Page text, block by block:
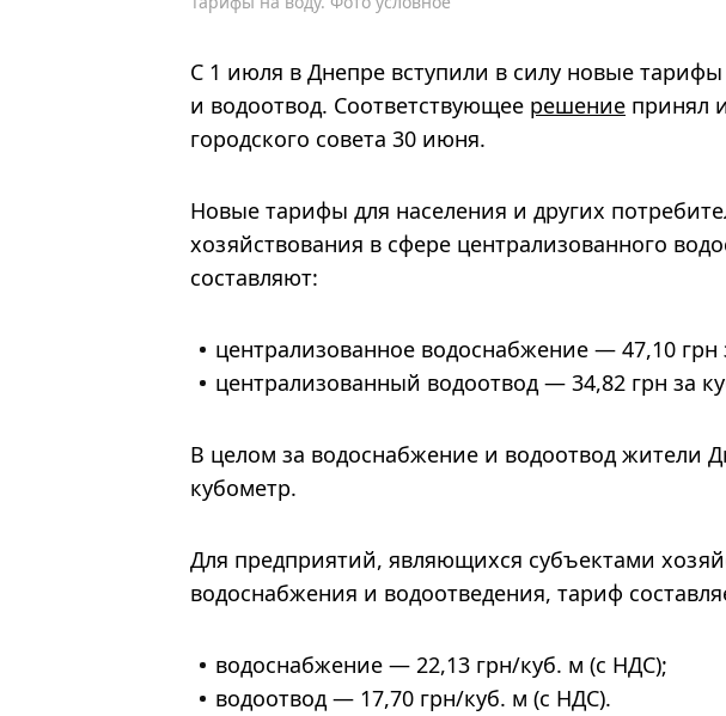
С 1 июля в Днепре вступили в силу новые
и водоотвод. Соответствующее решение принял
городского совета 30 июня.
Новые тарифы для населения и других
хозяйствования в сфере централизованного
составляют:
централизованное водоснабжение — 47,10 грн
централизованный водоотвод — 34,82 грн за
В целом за водоснабжение и водоотвод жители
кубометр.
Для предприятий, являющихся субъектами
водоснабжения и водоотведения, тариф
водоснабжение — 22,13 грн/куб. м (с НДС);
водоотвод — 17,70 грн/куб. м (с НДС).